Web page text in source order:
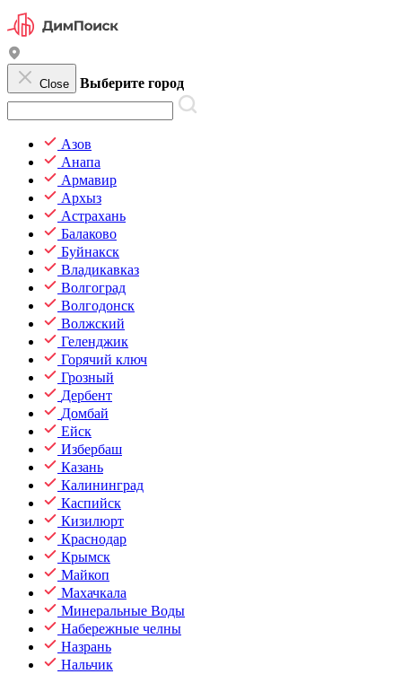
Close Выберите город
Азов
Анапа
Армавир
Архыз
Астрахань
Балаково
Буйнакск
Владикавказ
Волгоград
Волгодонск
Волжский
Геленджик
Горячий ключ
Грозный
Дербент
Домбай
Ейск
Избербаш
Казань
Калининград
Каспийск
Кизилюрт
Краснодар
Крымск
Майкоп
Махачкала
Минеральные Воды
Набережные челны
Назрань
Нальчик